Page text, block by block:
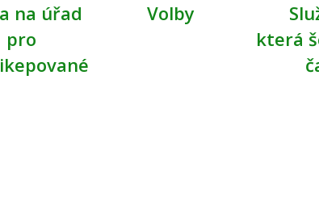
na úřad
pro
Volby
která